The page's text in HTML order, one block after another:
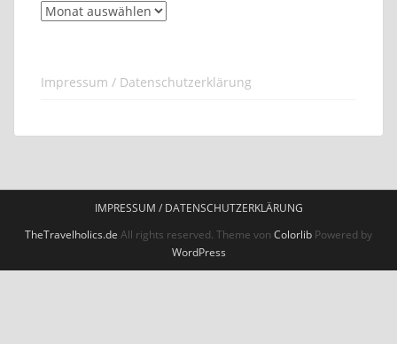
Archiv
Impressum / Datenschutzerklärung
IMPRESSUM / DATENSCHUTZERKLÄRUNG
TheTravelholics.de All rights reserved. Theme von Colorlib Powered by
WordPress